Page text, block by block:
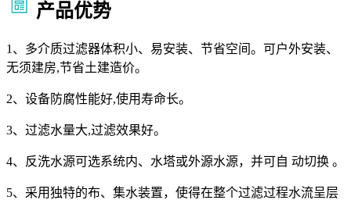
产品优势
1、多介质过滤器体积小、易安装、节省空间。可户外安装、
无须建房,节省土建造价。
2、设备防腐性能好,使用寿命长。
3、过滤水量大,过滤效果好。
4、反洗水源可选系统内、水塔或外源水源，并可自 动切换 。
5、采用独特的布、集水装置，使得在整个过滤过程水流呈层